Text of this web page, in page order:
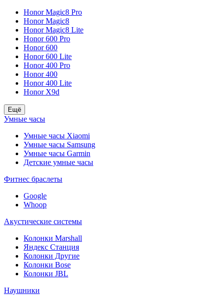
Honor Magic8 Pro
Honor Magic8
Honor Magic8 Lite
Honor 600 Pro
Honor 600
Honor 600 Lite
Honor 400 Pro
Honor 400
Honor 400 Lite
Honor X9d
Ещё
Умные часы
Умные часы Xiaomi
Умные часы Samsung
Умные часы Garmin
Детские умные часы
Фитнес браслеты
Google
Whoop
Акустические системы
Колонки Marshall
Яндекс Станция
Колонки Другие
Колонки Bose
Колонки JBL
Наушники